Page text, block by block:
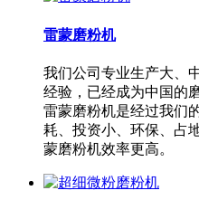
雷蒙磨粉机
我们公司专业生产大、
经验，已经成为中国的
雷蒙磨粉机是经过我们
耗、投资小、环保、占
蒙磨粉机效率更高。